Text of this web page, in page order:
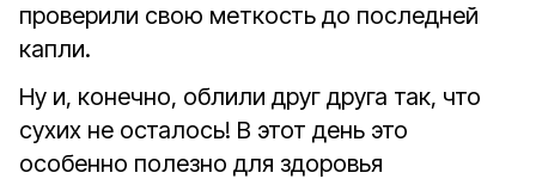
проверили свою меткость до последней
капли.
Ну и, конечно, облили друг друга так, что
сухих не осталось! В этот день это
особенно полезно для здоровья